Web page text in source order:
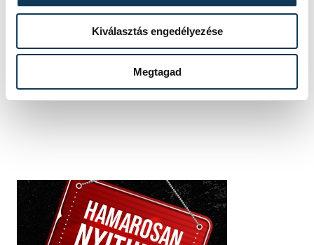
Kiválasztás engedélyezése
Megtagad
SZERZŐ
vehir.hu